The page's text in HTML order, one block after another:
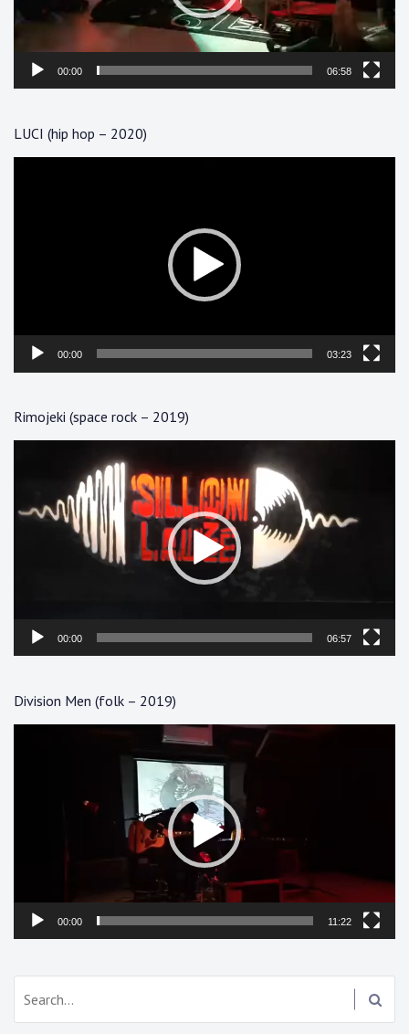
00:00 06:58
LUCI (hip hop – 2020)
00:00 03:23
Rimojeki (space rock – 2019)
00:00 06:57
Division Men (folk – 2019)
00:00 11:22